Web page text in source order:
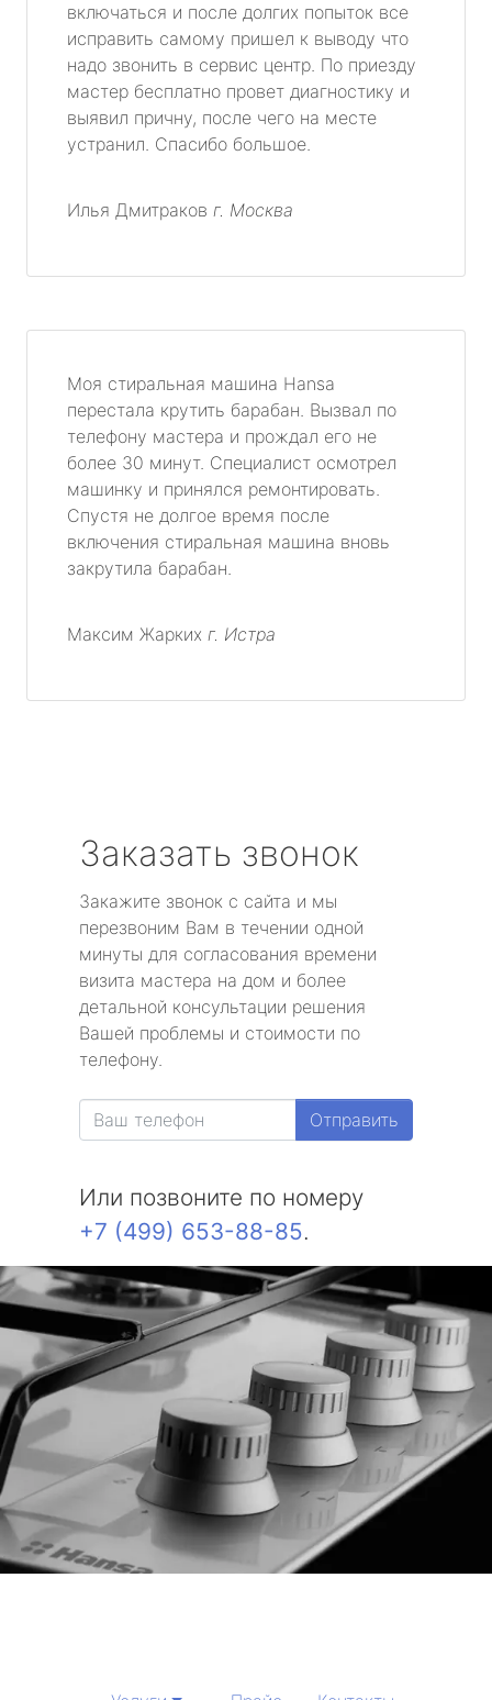
включаться и после долгих попыток все
исправить самому пришел к выводу что
надо звонить в сервис центр. По приезду
мастер бесплатно провет диагностику и
выявил причну, после чего на месте
устранил. Спасибо большое.
Илья Дмитраков г. Москва
Моя стиральная машина Hansa
перестала крутить барабан. Вызвал по
телефону мастера и прождал его не
более 30 минут. Специалист осмотрел
машинку и принялся ремонтировать.
Спустя не долгое время после
включения стиральная машина вновь
закрутила барабан.
Максим Жарких г. Истра
Заказать звонок
Закажите звонок с сайта и мы
перезвоним Вам в течении одной
минуты для согласования времени
визита мастера на дом и более
детальной консультации решения
Вашей проблемы и стоимости по
телефону.
Отправить
Или позвоните по номеру
+7 (499) 653-88-85.